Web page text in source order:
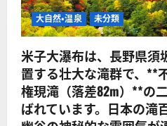
大自然・温泉 未分類
米子大瀑布は、長野県須
置する壮大な滝群で、**
権現滝（落差82m）**の
ばれています。日本の滝